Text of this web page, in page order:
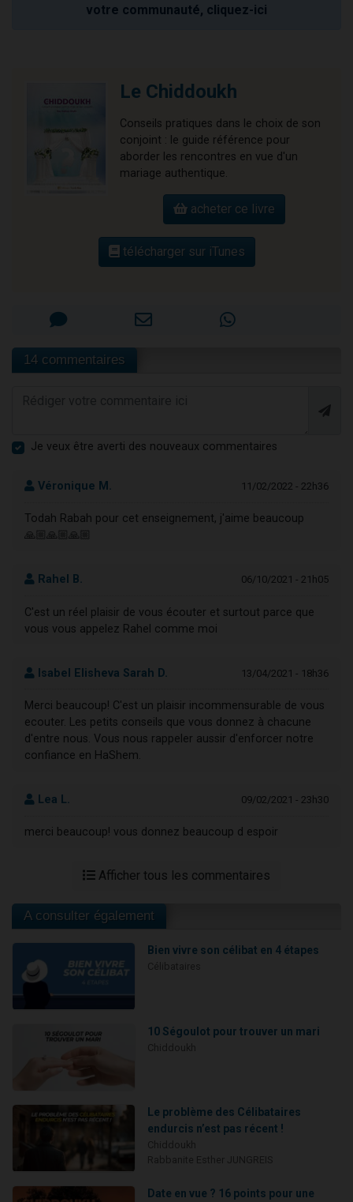
votre communauté, cliquez-ici
Le Chiddoukh
Conseils pratiques dans le choix de son
conjoint : le guide référence pour
aborder les rencontres en vue d'un
mariage authentique.
acheter ce livre
télécharger sur iTunes
14 commentaires
Je veux être averti des nouveaux commentaires
Véronique M. 11/02/2022 - 22h36
Todah Rabah pour cet enseignement, j'aime beaucoup
🙏🏼🙏🏼🙏🏼
Rahel B. 06/10/2021 - 21h05
C'est un réel plaisir de vous écouter et surtout parce que
vous vous appelez Rahel comme moi
Isabel Elisheva Sarah D. 13/04/2021 - 18h36
Merci beaucoup! C'est un plaisir incommensurable de vous
ecouter. Les petits conseils que vous donnez à chacune
d'entre nous. Vous nous rappeler aussir d'enforcer notre
confiance en HaShem.
Lea L. 09/02/2021 - 23h30
merci beaucoup! vous donnez beaucoup d espoir
Afficher tous les commentaires
A consulter également
Bien vivre son célibat en 4 étapes
10 Ségoulot pour trouver un mari
Le problème des Célibataires
endurcis n’est pas récent !
Date en vue ? 16 points pour une